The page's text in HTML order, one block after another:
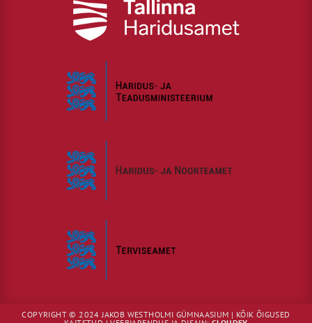
COPYRIGHT © 2024 JAKOB WESTHOLMI GÜMNAASIUM | KÕIK ÕIGUSED